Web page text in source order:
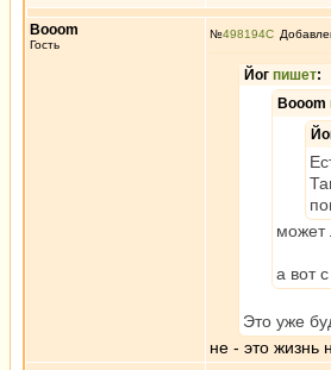
Booom
Гость
№498194
Йог пишет:
Booom
может
а вот
Это уже
не - это жизнь